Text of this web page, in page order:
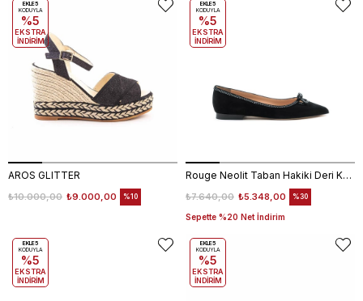
AROS GLITTER
₺9.000,00
₺10.000,00 %10
EKLE5
KODUYLA
%5
EKSTRA
İNDİRİM
Rouge Neolit Taban Hakiki Deri Kurdele Detaylı Siyah Babet 4434-63
₺5.348,00
₺7.640,00 %30
Sepette %20 Net İndirim
EKLE5
KODUYLA
%5
EKSTRA
İNDİRİM
EKLE5
KODUYLA
%5
EKSTRA
İNDİRİM
EKLE5
KODUYLA
%5
EKSTRA
İNDİRİM